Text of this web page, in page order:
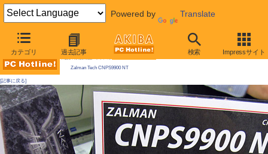
Powered by Translate
カテゴリ 過去記事 検索 Impressサイト
AKIBA PC Hotline! 2009年8月8日号
Zalman Tech CNPS9900 NT
[記事に戻る]